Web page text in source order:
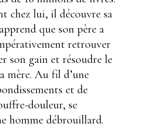
chez lui, il découvre sa
que son père a
retrouver
son gain et résoudre le
mère. Au fil d’une
et de
douleur, se
homme débrouillard.